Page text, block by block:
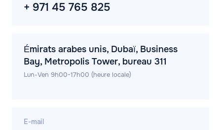
+ 971 45 765 825
Émirats arabes unis, Dubaï, Business
Bay, Metropolis Tower, bureau 311
Lun-Ven 9h00-17h00 (heure locale)
E-mail